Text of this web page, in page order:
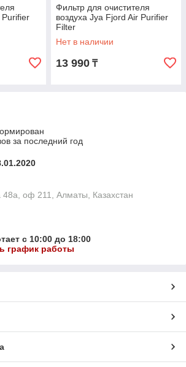
Purifier
Фильтр для очистителя
воздуха Jya Fjord Air Purifier
Filter
Нет в наличии
13 990 ₸
за последний год
48а, оф 211, Алматы, Казахстан
с 10:00 до 18:00
график работы